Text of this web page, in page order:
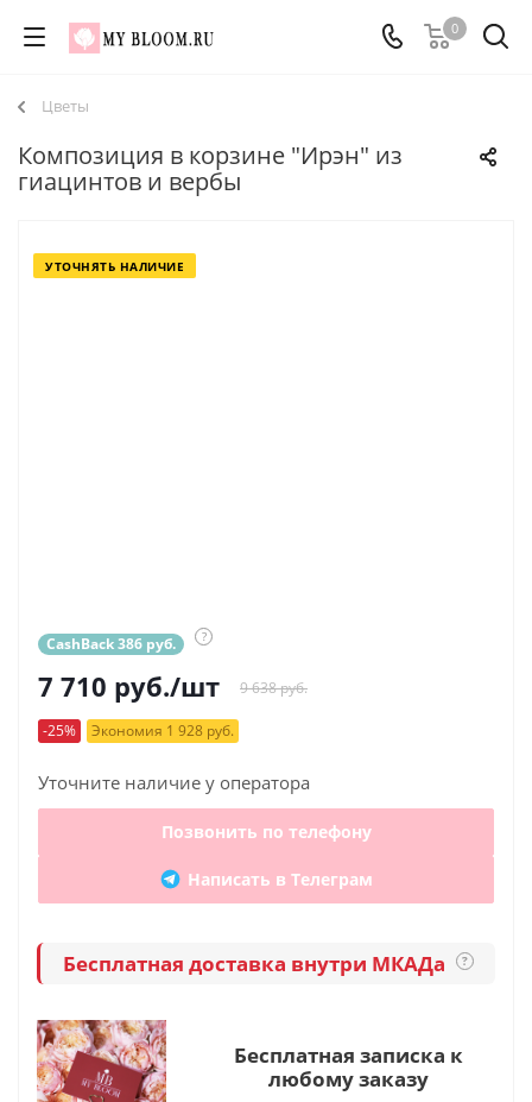
0
Цветы
Композиция в корзине "Ирэн" из
гиацинтов и вербы
УТОЧНЯТЬ НАЛИЧИЕ
CashBack 386 руб. ?
7 710 руб./шт 9 638 руб.
-25% Экономия 1 928 руб.
Уточните наличие у оператора
Позвонить по телефону
Написать в Телеграм
Бесплатная доставка внутри МКАДа ?
Бесплатная записка к
любому заказу